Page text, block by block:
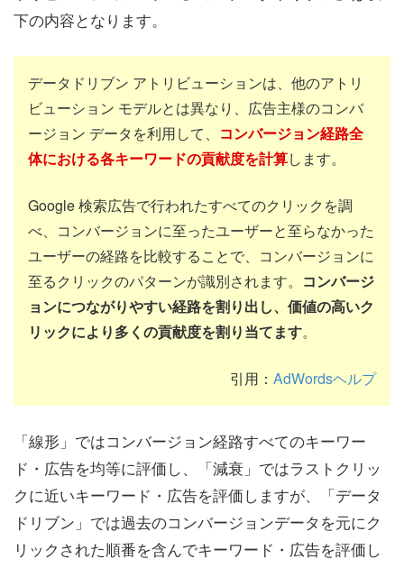
下の内容となります。
データドリブン アトリビューションは、他のアトリ
ビューション モデルとは異なり、広告主様のコンバ
ージョン データを利用して、 コンバージョン経路全
体における各キーワードの貢献度を計算します。
Google 検索広告で行われたすべてのクリックを調
べ、コンバージョンに至ったユーザーと至らなかった
ユーザーの経路を比較することで、コンバージョンに
至るクリックのパターンが識別されます。 コンバージ
ョンにつながりやすい経路を割り出し、価値の高いク
リックにより多くの貢献度を割り当てます。
引用： AdWordsヘルプ
「線形」ではコンバージョン経路すべてのキーワー
ド・広告を均等に評価し、「減衰」ではラストクリッ
クに近いキーワード・広告を評価しますが、「データ
ドリブン」では過去のコンバージョンデータを元にク
リックされた順番を含んでキーワード・広告を評価し